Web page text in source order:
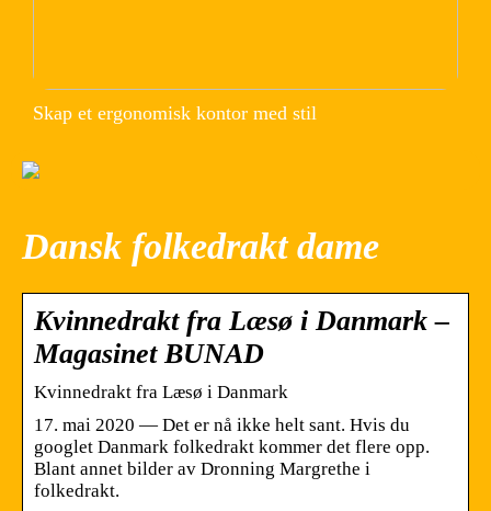
Skap et ergonomisk kontor med stil
Dansk folkedrakt dame
Kvinnedrakt fra Læsø i Danmark –
Magasinet BUNAD
Kvinnedrakt fra Læsø i Danmark
17. mai 2020 — Det er nå ikke helt sant. Hvis du
googlet Danmark folkedrakt kommer det flere opp.
Blant annet bilder av Dronning Margrethe i
folkedrakt.